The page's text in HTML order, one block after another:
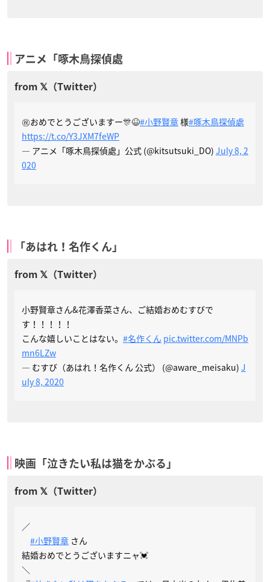
アニメ「啄木鳥探偵處
㊗️おめでとうございますー🎊😆#小野賢章様#啄木鳥探偵處
https://t.co/Y3JXM7feWP
— アニメ「啄木鳥探偵處」公式 (@kitsutsuki_DO) July 8, 2
020
「あはれ！名作くん」
小野賢章さん&花澤香菜さん、ご結婚おめむすびで
す！！！！！
こんな嬉しいことはない。 #名作くん pic.twitter.com/MNPb
mn6LZw
— むすび（あはれ！名作くん 公式） (@aware_meisaku) J
uly 8, 2020
映画「泣きたい私は猫をかぶる」
／
#小野賢章 さん
結婚おめでとうございますニャ💓
＼